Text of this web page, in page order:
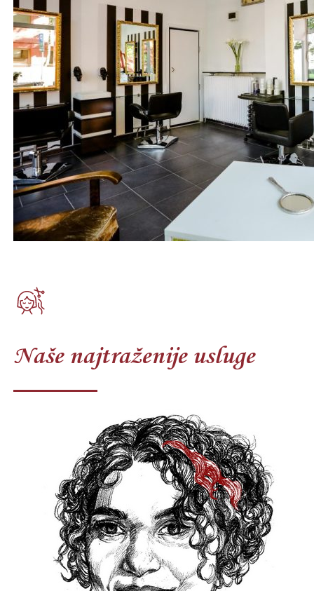
Naše najtraženije usluge